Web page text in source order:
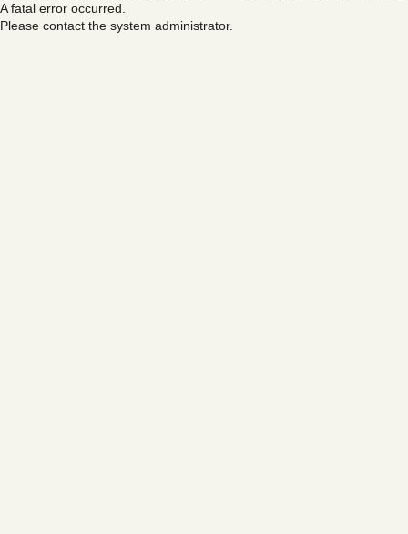
A fatal error occurred.
Please contact the system administrator.